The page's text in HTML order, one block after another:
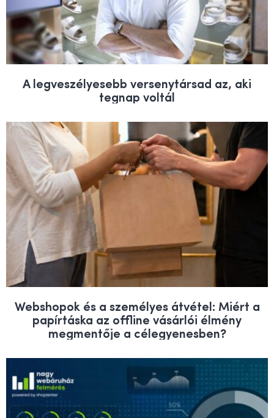
A legveszélyesebb versenytársad az, aki
tegnap voltál
Webshopok és a személyes átvétel: Miért a
papírtáska az offline vásárlói élmény
megmentője a célegyenesben?